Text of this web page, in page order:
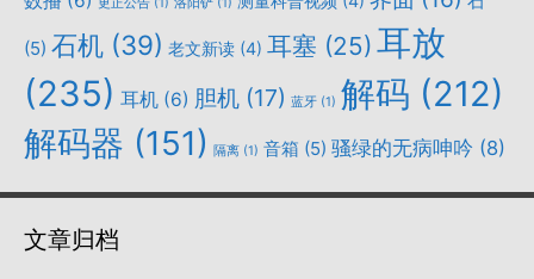
(5) 石机 (39) 老文新读 (4) 耳塞 (25) 耳放
(235) 耳机 (6) 胆机 (17) 蓝牙 (1) 解码 (212)
解码器 (151) 隔离 (1) 音箱 (5) 骚绿的无病呻吟 (8)
文章归档